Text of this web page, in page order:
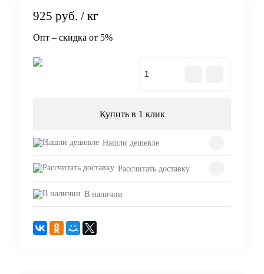
925 руб. / кг
Опт – скидка от 5%
Купить в 1 клик
Нашли дешевле
Рассчитать доставку
В наличии